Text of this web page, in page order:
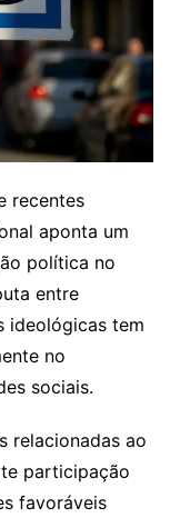
recentes
aponta um
política no
entre
ideológicas tem
no
sociais.
relacionadas ao
participação
favoráveis